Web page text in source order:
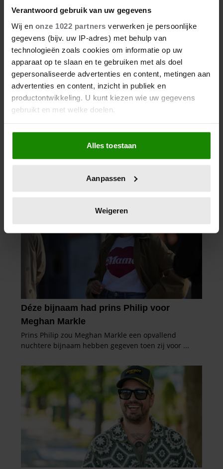
Verantwoord gebruik van uw gegevens
Wij en onze 1022 partners verwerken je persoonlijke
gegevens (bijv. uw IP-adres) met behulp van
technologieën zoals cookies om informatie op uw
apparaat op te slaan en te gebruiken met als doel
gepersonaliseerde advertenties en content, metingen aan
advertenties en content, inzicht in publiek en
productontwikkeling. U kunt kiezen wie uw gegevens
gebruikt en met welke doelen.
Als u het toestaat, willen we ook graag:
Informatie verzamelen over uw geografische
locatie, die tot een paar meter nauwkeurig kan zijn
scannen op specifieke eigenschappen (fingerprinting)
verwerkt en stel uw voorkeuren in het
intrekken in de Cookieverklaring.
We gebruiken cookies om content en advertenties te
personaliseren, om functies voor social media te bieden
en om ons websiteverkeer te analyseren. Ook delen we
informatie over uw gebruik van onze site met onze
partners voor social media, adverteren en analyse. Deze
partners kunnen deze gegevens combineren met andere
informatie die u aan ze heeft verstrekt of die ze hebben
verzameld op basis van uw gebruik van hun services. U
gaat akkoord met onze cookies als u onze website blijft
gebruiken.
Alles toestaan
Aanpassen
Weigeren